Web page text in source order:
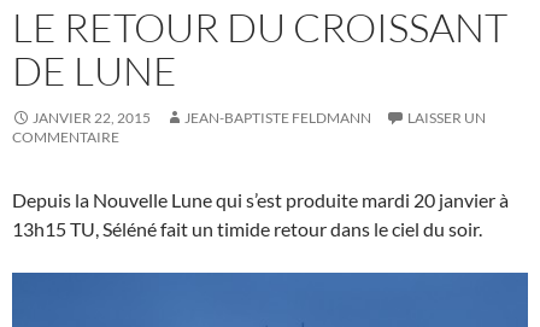
LE RETOUR DU CROISSANT
DE LUNE
JANVIER 22, 2015 JEAN-BAPTISTE FELDMANN
LAISSER UN
COMMENTAIRE
Depuis la Nouvelle Lune qui s’est produite mardi 20 janvier à
13h15 TU, Séléné fait un timide retour dans le ciel du soir.